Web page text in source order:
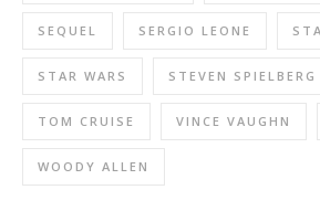
SEQUEL SERGIO LEONE
STAR WARS STEVEN SPIELBERG
TOM CRUISE VINCE VAUGHN
WOODY ALLEN